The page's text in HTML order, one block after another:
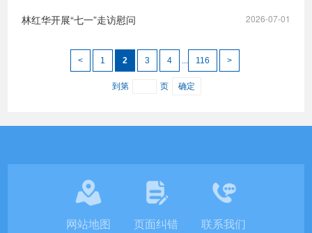
2026-07-01
林红华开展“七一”走访慰问
< 1 2 3 4 ... 116 >
到第 页 确定
网站地图 页面纠错 联系我们